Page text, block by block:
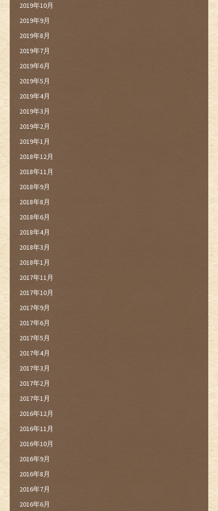
2019年10月
2019年9月
2019年8月
2019年7月
2019年6月
2019年5月
2019年4月
2019年3月
2019年2月
2019年1月
2018年12月
2018年11月
2018年9月
2018年8月
2018年6月
2018年4月
2018年3月
2018年1月
2017年11月
2017年10月
2017年9月
2017年6月
2017年5月
2017年4月
2017年3月
2017年2月
2017年1月
2016年12月
2016年11月
2016年10月
2016年9月
2016年8月
2016年7月
2016年6月